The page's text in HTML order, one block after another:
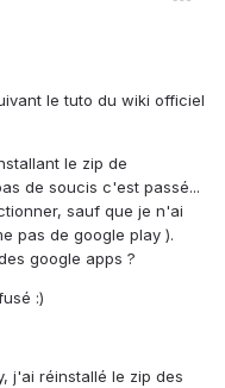
le tuto du wiki officiel
le zip de
de soucis c'est passé...
sauf que je n'ai
pas de google play ).
google apps ?
:)
j'ai réinstallé le zip des